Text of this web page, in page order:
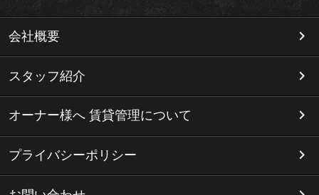
会社概要
スタッフ紹介
オーナー様へ 賃貸管理について
プライバシーポリシー